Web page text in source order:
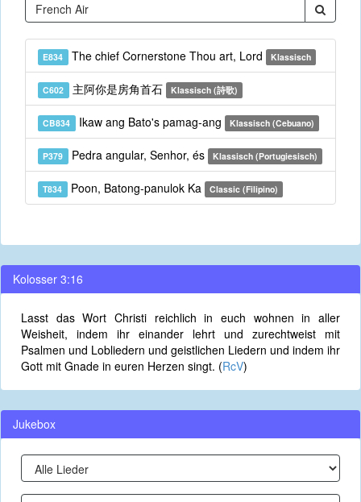
E834 The chief Cornerstone Thou art, Lord Klassisch
C602 主阿你是房角首石 Klassisch (詩歌)
CB834 Ikaw ang Bato's pamag-ang Klassisch (Cebuano)
P379 Pedra angular, Senhor, és Klassisch (Portugiesisch)
T834 Poon, Batong-panulok Ka Classic (Filipino)
Kolosser 3:16
Lasst das Wort Christi reichlich in euch wohnen in aller
Weisheit, indem ihr einander lehrt und zurechtweist mit
Psalmen und Lobliedern und geistlichen Liedern und indem ihr
Gott mit Gnade in euren Herzen singt. (RcV)
Jukebox